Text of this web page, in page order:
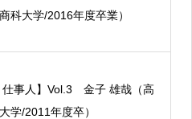
商科大学/2016年度卒業）
仕事人】Vol.3 金子 雄哉（高
学/2011年度卒）